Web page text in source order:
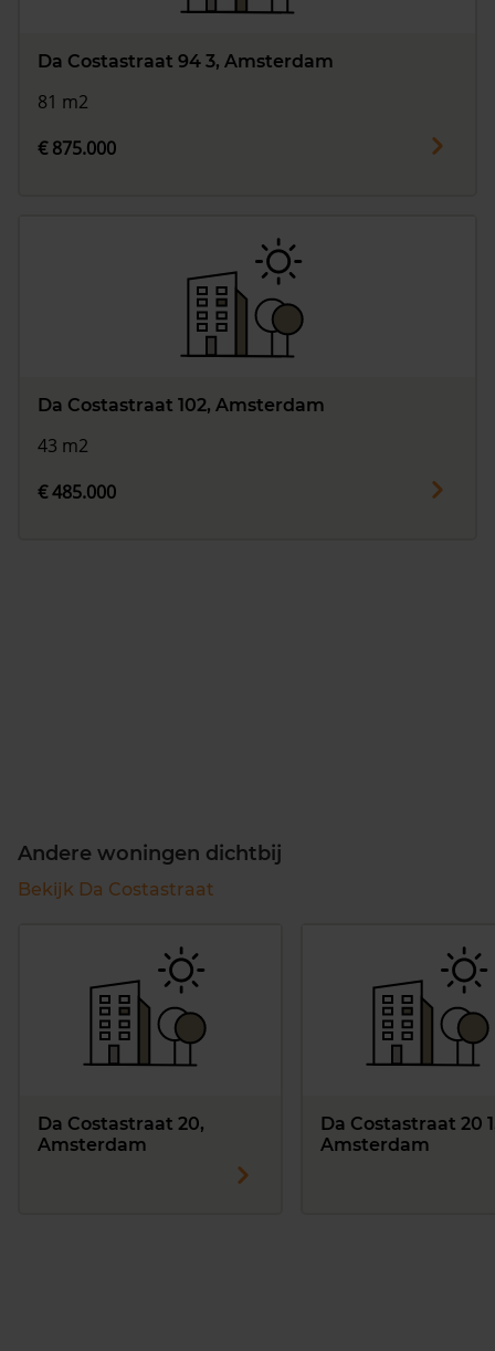
Da Costastraat 94 3, Amsterdam
81 m2
€ 875.000
Da Costastraat 102, Amsterdam
43 m2
€ 485.000
Andere woningen dichtbij
Bekijk Da Costastraat
Da Costastraat 20,
Amsterdam
Da Costastraat 20
Amsterdam